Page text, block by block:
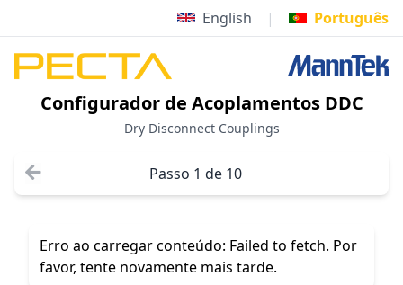
English | Português
Configurador de Acoplamentos DDC
Dry Disconnect Couplings
Passo 1 de 10
Erro ao carregar conteúdo: Failed to fetch. Por
favor, tente novamente mais tarde.